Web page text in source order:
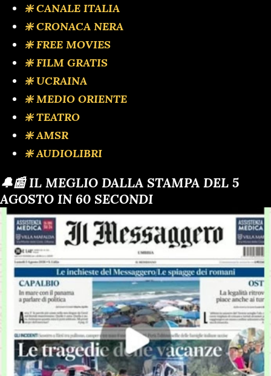
❇️ CANALE ITALIA
❇️ CRONACA NERA
❇️ FREE MOVIES
❇️ FILM GRATIS
❇️ UCRAINA
❇️ MEDIO ORIENTE
❇️ TEATRO
❇️ AMSR
❇️ AUDIOLIBRI
🔔📰 IL MEGLIO DALLA STAMPA DEL 5
AGOSTO IN 60 SECONDI